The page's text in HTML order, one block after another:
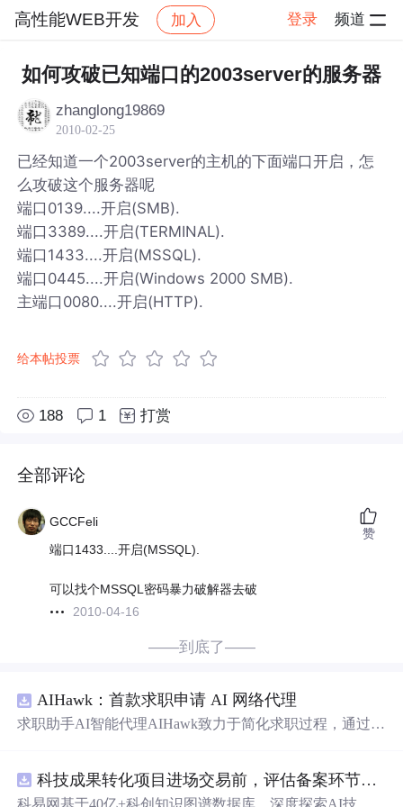
高性能WEB开发 加入 登录 频道
社区 高性能WEB开发
如何攻破已知端口的2003server的服务器
zhanglong19869
2010-02-25
已经知道一个2003server的主机的下面端口开启，怎
么攻破这个服务器呢
端口0139....开启(SMB).
端口3389....开启(TERMINAL).
端口1433....开启(MSSQL).
端口0445....开启(Windows 2000 SMB).
主端口0080....开启(HTTP).
给本帖投票
188 1 打赏
全部评论
GCCFeli
端口1433....开启(MSSQL).
可以找个MSSQL密码暴力破解器去破
2010-04-16
赞
——到底了——
AIHawk：首款求职申请 AI 网络代理
求职助手AI智能代理AIHawk致力于简化求职过程，通过自
科技成果转化项目进场交易前，评估备案环节需要准备哪些材料？.docx
科易网基于40亿+科创知识图谱数据库，深度探索AI技术